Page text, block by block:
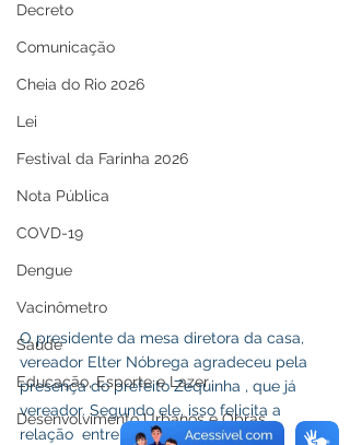
Decreto
Comunicação
Cheia do Rio 2026
Lei
Festival da Farinha 2026
Nota Pública
COVD-19
Dengue
Vacinômetro
Saúde
Educação, Esporte e Lazer
Desenvolvimento Urbanos e Obras
O presidente da mesa diretora da casa,
vereador Elter Nóbrega agradeceu pela
presença do prefeito Zequinha , que já
vereador. Segundo ele, isso felicita a
relação  entre os poderes.